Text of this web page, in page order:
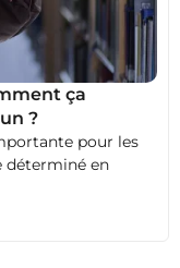
ça
?
pour les
déterminé en